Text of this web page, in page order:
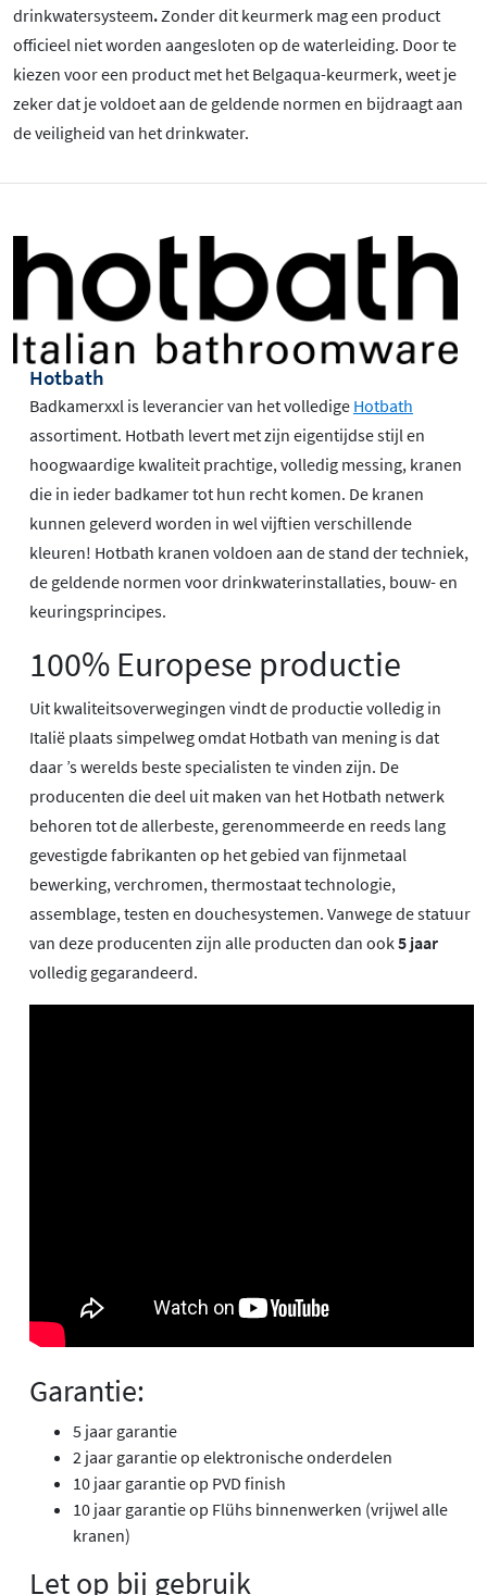
drinkwatersysteem. Zonder dit keurmerk mag een product
officieel niet worden aangesloten op de waterleiding. Door te
kiezen voor een product met het Belgaqua-keurmerk, weet je
zeker dat je voldoet aan de geldende normen en bijdraagt aan
de veiligheid van het drinkwater.
Hotbath
Badkamerxxl is leverancier van het volledige Hotbath
assortiment. Hotbath levert met zijn eigentijdse stijl en
hoogwaardige kwaliteit prachtige, volledig messing, kranen
die in ieder badkamer tot hun recht komen. De kranen
kunnen geleverd worden in wel vijftien verschillende
kleuren! Hotbath kranen voldoen aan de stand der techniek,
de geldende normen voor drinkwaterinstallaties, bouw- en
keuringsprincipes.
100% Europese productie
Uit kwaliteitsoverwegingen vindt de productie volledig in
Italië plaats simpelweg omdat Hotbath van mening is dat
daar ’s werelds beste specialisten te vinden zijn. De
producenten die deel uit maken van het Hotbath netwerk
behoren tot de allerbeste, gerenommeerde en reeds lang
gevestigde fabrikanten op het gebied van fijnmetaal
bewerking, verchromen, thermostaat technologie,
assemblage, testen en douchesystemen. Vanwege de statuur
van deze producenten zijn alle producten dan ook5 jaar
volledig gegarandeerd.
Garantie:
5 jaar garantie
2 jaar garantie op elektronische onderdelen
10 jaar garantie op PVD finish
10 jaar garantie op Flühs binnenwerken (vrijwel alle
kranen)
Let op bij gebruik